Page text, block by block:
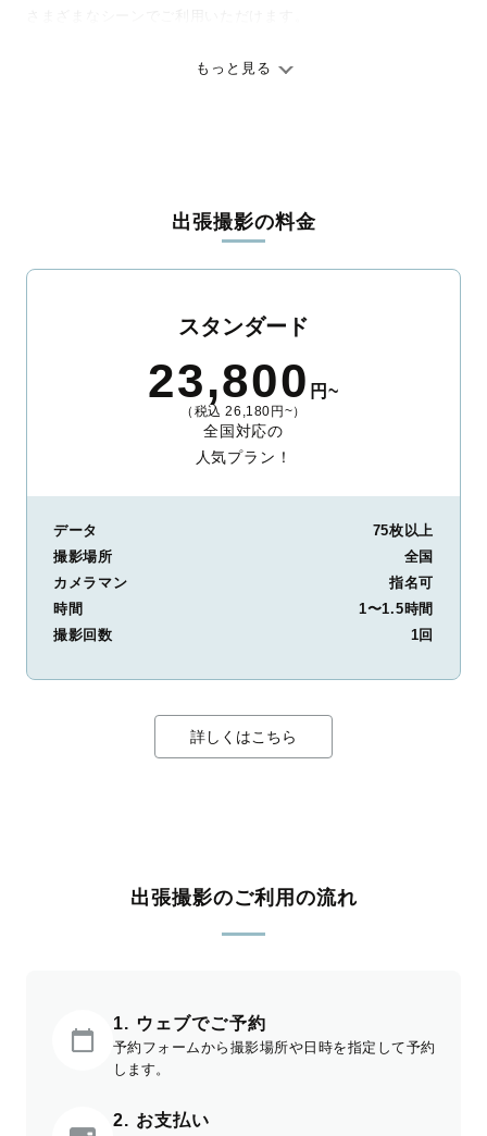
ありのままの空気感を大切に、何十年経っても見返したくなるよ
ィを身につけたプロのカメラマンが全国47都道府県に在籍してい
ます。創業10年のノウハウを活かし、思い出に残る素敵な撮影体
験をお届けします。
整。自然な雰囲気を残しつつも、おしゃれで洗練された仕上がり
に。きっと「こんな写真を撮ってほしかった！」と思える一枚に
出会えます。まずは、ラブグラフの撮影事例
もっと見る
出張撮影の料金
スタンダード
23,800 円~
（税込 26,180円~）
全国対応の
人気プラン！
データ
75枚以上
撮影場所
全国
カメラマン
指名可
時間
1〜1.5時間
撮影回数
1回
詳しくはこちら
出張撮影のご利用の流れ
1. ウェブでご予約
予約フォームから撮影場所や日時を指定して予約
します。
2. お支払い